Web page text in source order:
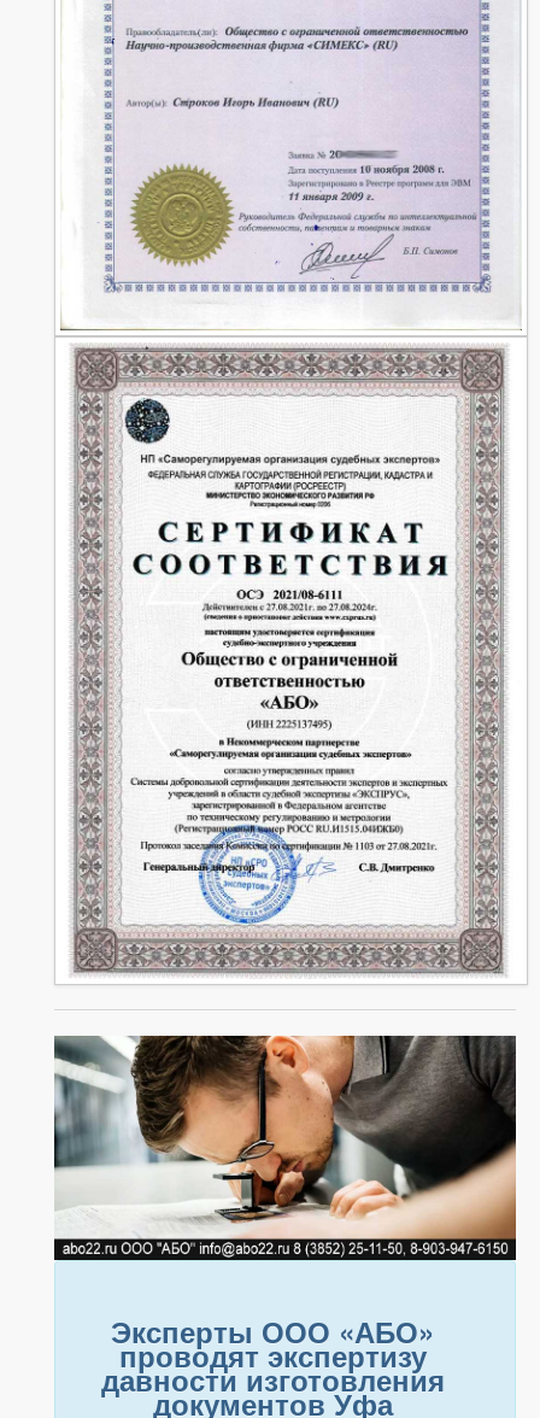
Эксперты ООО «АБО»
проводят экспертизу
давности изготовления
документов Уфа